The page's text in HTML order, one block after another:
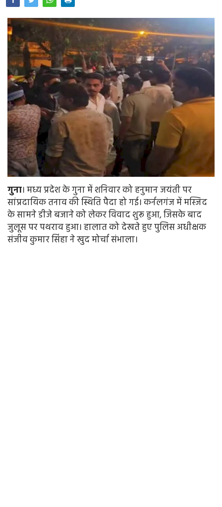
Home
गुना। मध्य प्रदेश के गुना में शनिवार को हनुमान जयंती पर
सांप्रदायिक तनाव की स्थिति पैदा हो गई। कर्नलगंज में मस्जिद
के सामने डीजे बजाने को लेकर विवाद शुरू हुआ, जिसके बाद
जुलूस पर पथराव हुआ। हालात को देखते हुए पुलिस अधीक्षक
संजीव कुमार सिंहा ने खुद मोर्चा संभाला।